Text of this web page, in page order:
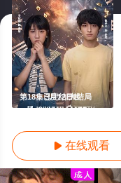
第18集已完结/大结局
 在线观看